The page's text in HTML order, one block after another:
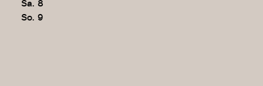
Sa. 8
So. 9